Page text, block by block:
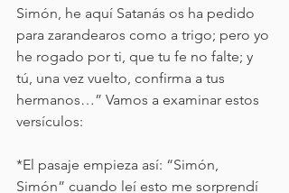
Simón, he aquí Satanás os ha pedido
para zarandearos como a trigo; pero yo
he rogado por ti, que tu fe no falte; y
tú, una vez vuelto, confirma a tus
hermanos…” Vamos a examinar estos
versículos:
*El pasaje empieza así: “Simón,
Simón” cuando leí esto me sorprendí